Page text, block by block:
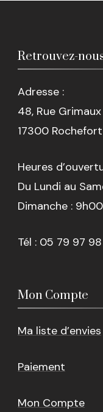
Retrouvez-
Adresse :
48, Rue Grimaux
17300
Heures
Du Lundi au
Dimanche :
Tél : 05 79 97
Mon Compte
Ma liste d’envies
Paiement
Mon Compte